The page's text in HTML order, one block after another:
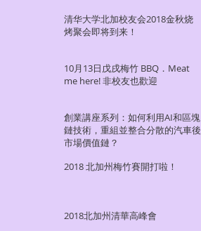
清华大学北加校友会2018金秋烧
烤聚会即将到来！
10月13日戊戌梅竹 BBQ．Meat
me here! 非校友也歡迎
創業講座系列：如何利用AI和區塊
鏈技術，重組並整合分散的汽車後
市場價值鏈？
2018 北加州梅竹賽開打啦！
2018北加州清華高峰會